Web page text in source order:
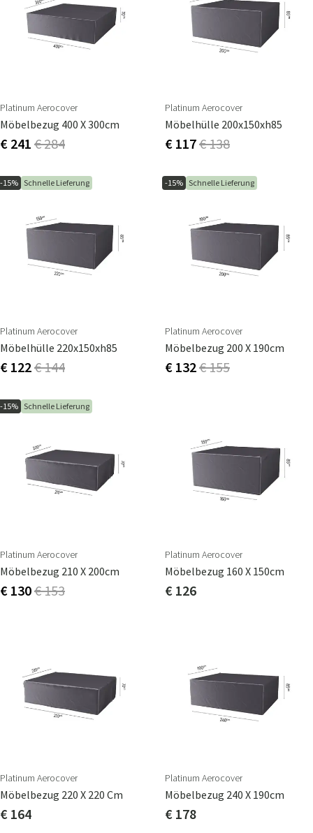
Platinum Aerocover
Möbelbezug 400 X 300cm
€ 241 € 284
Platinum Aerocover
Möbelhülle 200x150xh85
€ 117€ 138
-15% Schnelle Lieferung
Platinum Aerocover
Möbelhülle 220x150xh85
€ 122€ 144
-15% Schnelle Lieferung
Platinum Aerocover
Möbelbezug 200 X 190cm
€ 132€ 155
-15% Schnelle Lieferung
Platinum Aerocover
Möbelbezug 210 X 200cm
€ 130€ 153
Platinum Aerocover
Möbelbezug 160 X 150cm
€ 126
Platinum Aerocover
Möbelbezug 220 X 220 Cm
€ 164
Platinum Aerocover
Möbelbezug 240 X 190cm
€ 178